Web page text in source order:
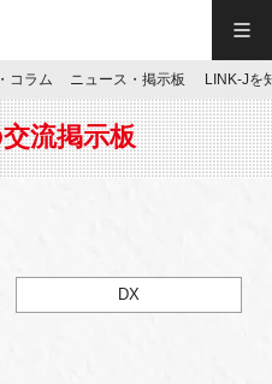
EN
コラム ニュース・掲示板 LINK-Jを
流掲示板
DX